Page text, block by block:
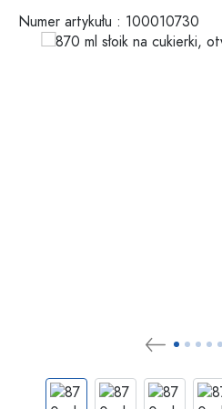
Numer artykułu : 100010730